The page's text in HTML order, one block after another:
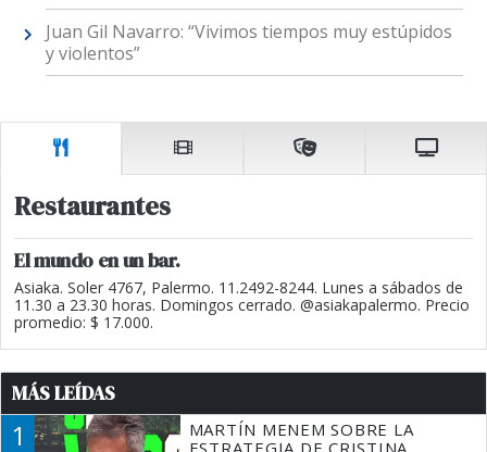
Juan Gil Navarro: “Vivimos tiempos muy estúpidos
y violentos”
Restaurantes
El mundo en un bar.
Asiaka. Soler 4767, Palermo. 11.2492-8244. Lunes a sábados de
11.30 a 23.30 horas. Domingos cerrado. @asiakapalermo. Precio
promedio: $ 17.000.
MÁS LEÍDAS
1
MARTÍN MENEM SOBRE LA